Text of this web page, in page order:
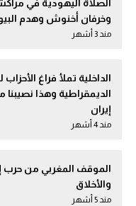
الصلاة اليهودية في
وخرفان أخنوش وهدم
مند 3 أشهر
الداخلية تملأ فراغ
الديمقراطية وهذا
إيران
مند 4 أشهر
الموقف المغربي من حرب
والأخلاق
مند 5 أشهر